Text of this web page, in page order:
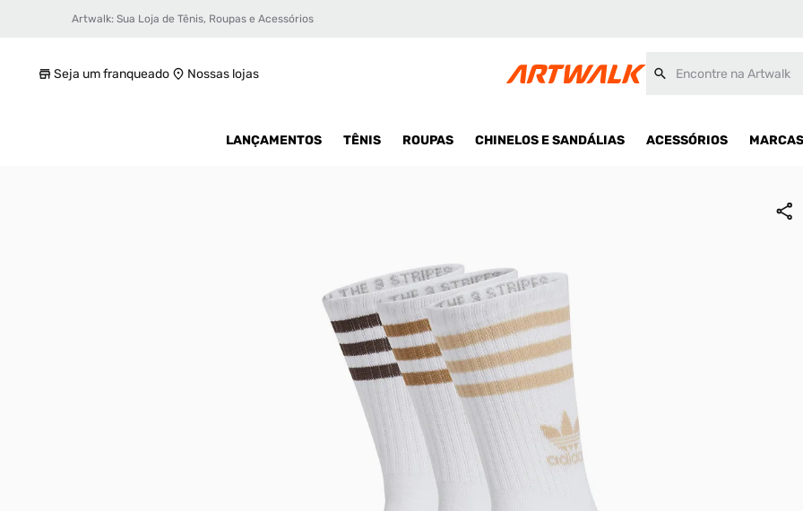
Artwalk: Sua Loja de Tênis, Roupas e Acessórios
Seja um franqueado Nossas lojas
LANÇAMENTOS TÊNIS ROUPAS CHINELOS E SANDÁLIAS ACESSÓRIOS MARCAS
Meia adidas Crew Sock 3STR Unissex